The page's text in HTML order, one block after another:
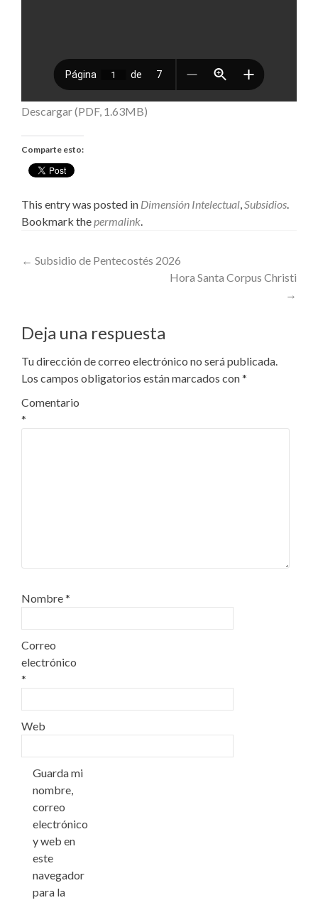
Descargar (PDF, 1.63MB)
Comparte esto:
This entry was posted in Dimensión Intelectual,Subsidios.
Bookmark thepermalink.
Post
← Subsidio de Pentecostés 2026
Hora Santa Corpus Christi
→
Deja una respuesta
Tu dirección de correo electrónico no será publicada.
Los campos obligatorios están marcados con*
Comentario
*
Nombre*
Correo
electrónico
*
Web
Guarda mi
nombre,
correo
electrónico
y web en
este
navegador
para la